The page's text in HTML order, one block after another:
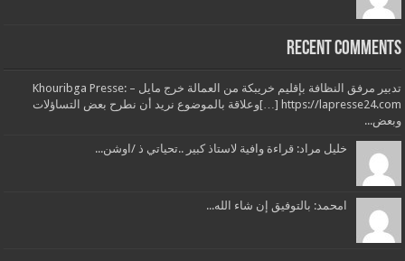
Recent Comments
تدبير مرفق النظافة بإقليم خريبكة من العمالة خرج مايل – Khouribga Presse:
[…] https://lapresse24.comوعلاقة بالموضوع نريد أن نطرح بعض التساؤلات
وبعض...
خليل مراد: قراءة وافية لاستاذ كبير ..تحياتي ذ /اوشن...
امحمد: بالتوفيق إن شاء الله...